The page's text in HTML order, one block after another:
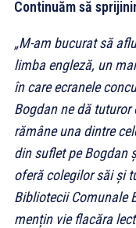
Continuăm să
„M-am bucurat să
limba engleză, un
în care ecranele
Bogdan ne dă
rămâne una dintre
din suflet pe Bogdan
oferă colegilor săi și
Bibliotecii Comunale
mențin vie flacăra